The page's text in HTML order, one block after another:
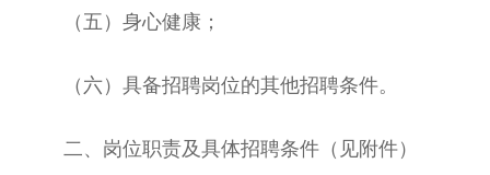
（五）身心健康；
（六）具备招聘岗位的其他招聘条件。
二、岗位职责及具体招聘条件（见附件）